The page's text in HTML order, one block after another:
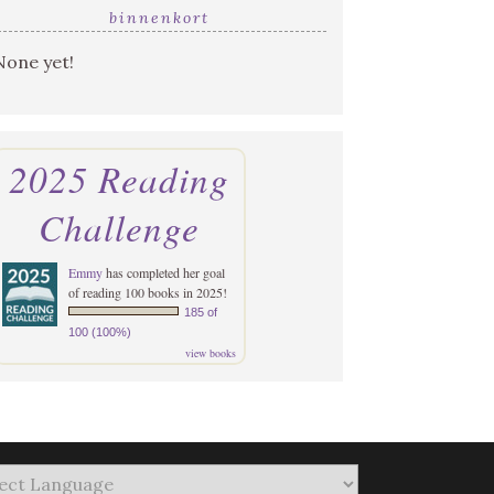
binnenkort
yet!
2025 Reading
Challenge
Emmyhas completed her goal
of reading 100 books in 2025!
185 of
100 (100%)
view books